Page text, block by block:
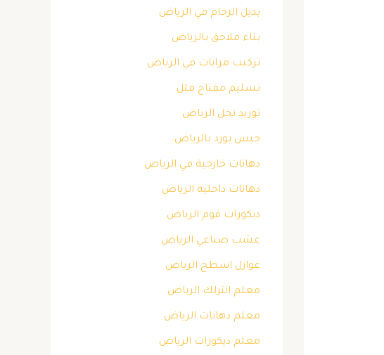
بديل الرخام في الرياض
بناء ملاحق بالرياض
تركيب مرايات في الرياض
تسليم مفتاح فلل
توريد نخل الرياض
جبس بورد بالرياض
دهانات خارجية في الرياض
دهانات داخلية الرياض
ديكورات فوم الرياض
عشب صناعي الرياض
عوازل اسطح الرياض
معلم انترلك الرياض
معلم دهانات الرياض
معلم ديكورات الرياض